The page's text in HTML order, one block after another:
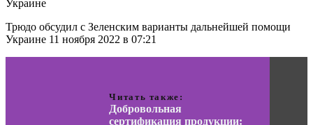
Трюдо обсудил с Зеленским варианты дальнейшей помощи
Украине 11 ноября 2022 в 07:21
Читать также:
Добровольная
сертификация продукции: